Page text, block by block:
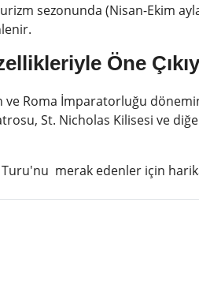
sezonunda (Nisan-Ekim
Öne
ve Roma İmparatorluğu
St. Nicholas Kilisesi ve
merak edenler için